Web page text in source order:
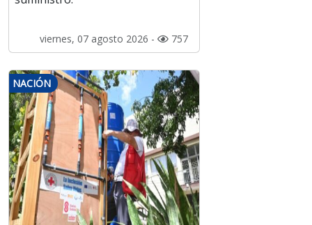
viernes, 07 agosto 2026 - 757
NACIÓN